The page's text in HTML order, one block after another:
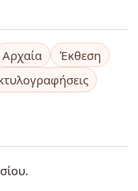
Αρχαία
Έκθεση